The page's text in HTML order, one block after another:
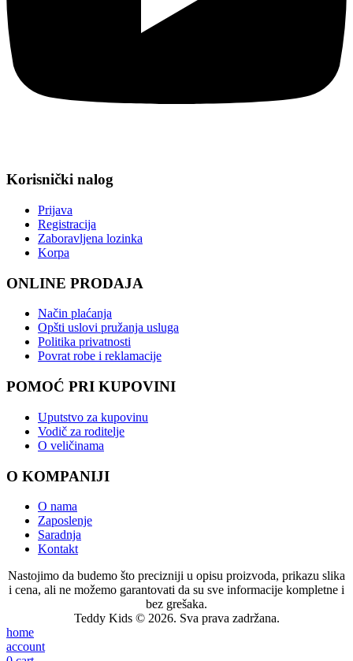
Korisnički nalog
Prijava
Registracija
Zaboravljena lozinka
Korpa
ONLINE PRODAJA
Način plaćanja
Opšti uslovi pružanja usluga
Politika privatnosti
Povrat robe i reklamacije
POMOĆ PRI KUPOVINI
Uputstvo za kupovinu
Vodič za roditelje
O veličinama
O KOMPANIJI
O nama
Zaposlenje
Saradnja
Kontakt
Nastojimo da budemo što precizniji u opisu proizvoda, prikazu slika
i cena, ali ne možemo garantovati da su sve informacije kompletne i
bez grešaka.
Teddy Kids © 2026. Sva prava zadržana.
home
account